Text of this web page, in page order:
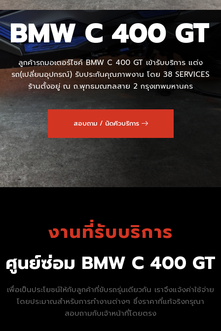
BMW C 400 GT
ลูกค้ารถมอเตอร์ไซค์ BMW C 400 GT เข้ารับบริการ แต่ง
รถ(เปลี่ยนอุปกรณ์) รับประกันคุณภาพงาน โดย 38 SERVICES
ร้านตั้งอยู่ ณ ถ.พุทธมณฑลสาย 2 กรุงเทพมหานคร
สอบถาม / นัดคิวบริการ
งานที่รับบริการ
ศูนย์ซ่อม BMW C 400 GT
เพื่อเป็นประโยชน์ให้กับลูกค้าที่ขับรถรุ่นเดียวกัน เราจึงแจ้งค่าใช้จ่าย
โดยประมาณสำหรับการทำงานต่างๆ ซึ่งราคาที่แท้จริงกรุณา
สอบถามกับเจ้าหน้าที่โดยตรง